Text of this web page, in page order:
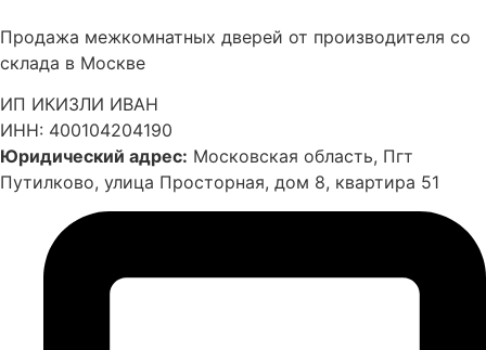
Продажа межкомнатных дверей от производителя со
склада в Москве
ИП ИКИЗЛИ ИВАН
ИНН: 400104204190
Юридический адрес: Московская область, Пгт
Путилково, улица Просторная, дом 8, квартира 51